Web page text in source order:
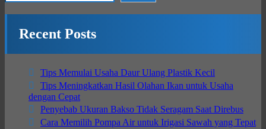
Recent Posts
Tips Memulai Usaha Daur Ulang Plastik Kecil
Tips Meningkatkan Hasil Olahan Ikan untuk Usaha
dengan Cepat
Penyebab Ukuran Bakso Tidak Seragam Saat Direbus
Cara Memilih Pompa Air untuk Irigasi Sawah yang Tepat